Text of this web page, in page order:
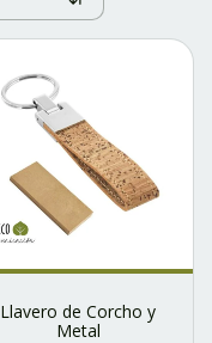
Llavero de Corcho y
Metal